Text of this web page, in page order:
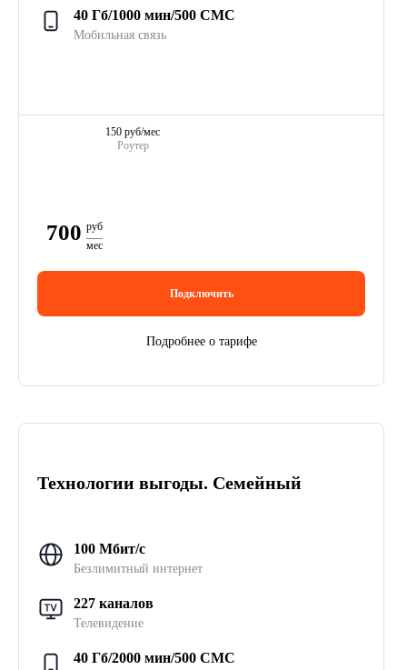
40 Гб/1000 мин/500 СМС
Мобильная связь
Роутер
150 руб/мес
700 руб
мес
Подключить
Подробнее о тарифе
Технологии выгоды. Семейный
100 Мбит/с
Безлимитный интернет
227 каналов
Телевидение
40 Гб/2000 мин/500 СМС